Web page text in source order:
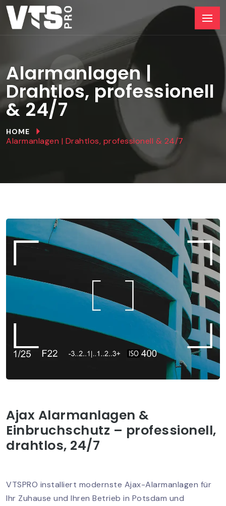
Alarmanlagen |
Drahtlos, professionell
& 24/7
HOME
Alarmanlagen | Drahtlos, professionell & 24/7
Ajax Alarmanlagen &
Einbruchschutz – professionell,
drahtlos, 24/7
VTSPRO installiert modernste Ajax-Alarmanlagen für
Ihr Zuhause und Ihren Betrieb in Potsdam und